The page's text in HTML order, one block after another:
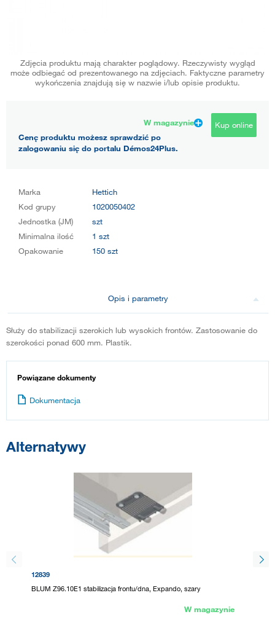
Zdjęcia produktu mają charakter poglądowy. Rzeczywisty wygląd
może odbiegać od prezentowanego na zdjęciach. Faktyczne parametry
wykończenia znajdują się w nazwie i/lub opisie produktu.
W magazynie
Cenę produktu możesz sprawdzić po
zalogowaniu się do portalu Démos24Plus.
Kup online
Marka
Hettich
Kod grupy
1020050402
Jednostka (JM)
szt
Minimalna ilość
1 szt
Opakowanie
150 szt
Opis i parametry
Służy do stabilizacji szerokich lub wysokich frontów. Zastosowanie do
szerokości ponad 600 mm. Plastik.
Powiązane dokumenty
Dokumentacja
Alternatywy
12839
BLUM Z96.10E1 stabilizacja frontu/dna, Expando, szary
W magazynie